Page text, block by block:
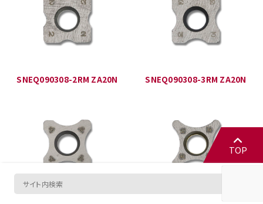
SNEQ090308-2RM ZA20N SNEQ090308-3RM ZA20N
TOP